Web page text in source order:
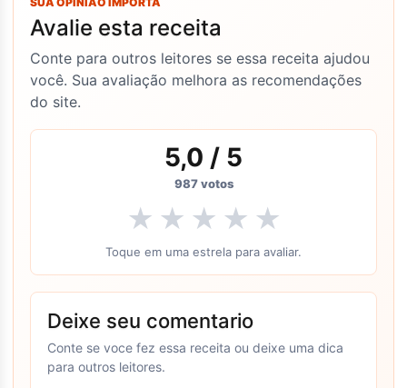
Avalie esta receita
Conte para outros leitores se essa receita ajudou
você. Sua avaliação melhora as recomendações
do site.
5,0 / 5
987votos
★ ★ ★ ★ ★
Toque em uma estrela para avaliar.
Deixe seu comentario
Conte se voce fez essa receita ou deixe uma dica
para outros leitores.